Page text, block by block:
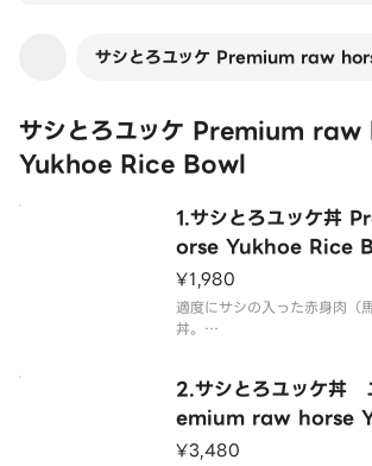
サシとろユッケ Premium raw
サシとろユッケ Premium
Yukhoe Rice Bowl
1.サシとろユッケ丼
orse Yukhoe Rice
¥1,980
適度にサシの入った赤身肉（
丼。
2.サシとろユッケ丼
emium raw horse
owl （Double
¥3,480